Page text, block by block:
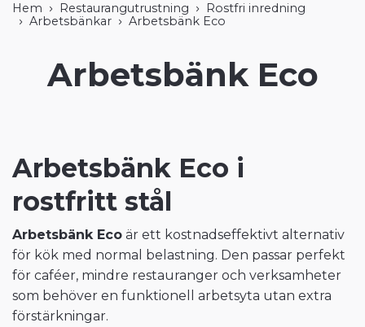
Hem Restaurangutrustning
Rostfri inredning
Arbetsbänkar
Arbetsbänk Eco
Arbetsbänk Eco
Arbetsbänk Eco i
rostfritt stål
Arbetsbänk Eco är ett kostnadseffektivt alternativ
för kök med normal belastning. Den passar perfekt
för caféer, mindre restauranger och verksamheter
som behöver en funktionell arbetsyta utan extra
förstärkningar.